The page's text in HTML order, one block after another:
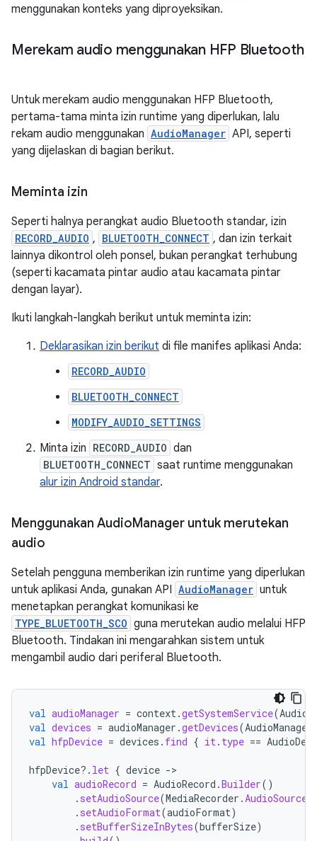
menggunakan konteks yang diproyeksikan.
Merekam audio menggunakan HFP Bluetooth
Untuk merekam audio menggunakan HFP Bluetooth,
pertama-tama minta izin runtime yang diperlukan, lalu
rekam audio menggunakan AudioManager API, seperti
yang dijelaskan di bagian berikut.
Meminta izin
Seperti halnya perangkat audio Bluetooth standar, izin
RECORD_AUDIO , BLUETOOTH_CONNECT , dan izin terkait
lainnya dikontrol oleh ponsel, bukan perangkat terhubung
(seperti kacamata pintar audio atau kacamata pintar
dengan layar).
Ikuti langkah-langkah berikut untuk meminta izin:
Deklarasikan izin berikut di file manifes aplikasi Anda:
RECORD_AUDIO
BLUETOOTH_CONNECT
MODIFY_AUDIO_SETTINGS
Minta izin RECORD_AUDIO dan
BLUETOOTH_CONNECT saat runtime menggunakan
alur izin Android standar.
Menggunakan AudioManager untuk merutekan
audio
Setelah pengguna memberikan izin runtime yang diperlukan
untuk aplikasi Anda, gunakan API AudioManager untuk
menetapkan perangkat komunikasi ke
TYPE_BLUETOOTH_SCO guna merutekan audio melalui HFP
Bluetooth. Tindakan ini mengarahkan sistem untuk
mengambil audio dari periferal Bluetooth.
val audioManager = context.getSystemService(
val devices = audioManager .getDevices(AudioManager
val hfpDevice = devices . find { it. type ==
hfpDevice?. let { device -
val audioRecord = AudioRecord .Builder()
. setAudioSource(MediaRecorder .AudioSource
. setAudioFormat(audioFormat)
. setBufferSizeInBytes(bufferSize)